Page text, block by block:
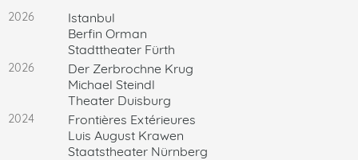
2026
Istanbul
Berfin Orman
Stadttheater Fürth
2026
Der Zerbrochne Krug
Michael Steindl
Theater Duisburg
2024
Frontières Extérieures
Luis August Krawen
Staatstheater Nürnberg